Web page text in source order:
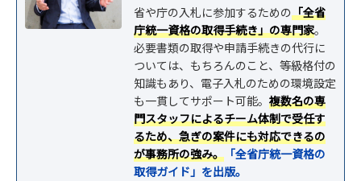
省や庁の入札に参加するための「全省
庁統一資格の取得手続き」の専門家。
必要書類の取得や申請手続きの代行に
ついては、もちろんのこと、等級格付の
知識もあり、電子入札のための環境設定
も一貫してサポート可能。 複数名の専
門スタッフによるチーム体制で受任す
るため、急ぎの案件にも対応できるの
が事務所の強み。 「全省庁統一資格の
取得ガイド」を出版。